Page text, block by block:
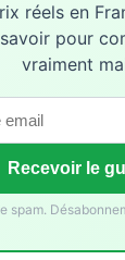
réels en
pour
vraiment
Recevoir le
spam.